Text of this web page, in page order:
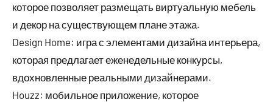
которое позволяет размещать виртуальную мебель
и декор на существующем плане этажа.
Design Home: игра с элементами дизайна интерьера,
которая предлагает еженедельные конкурсы,
вдохновленные реальными дизайнерами.
Houzz: мобильное приложение, которое